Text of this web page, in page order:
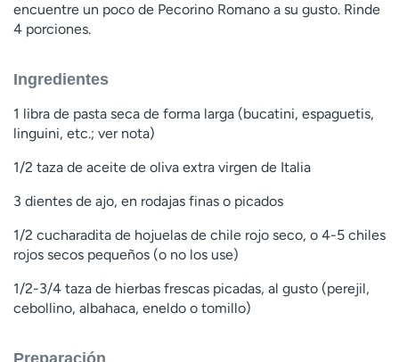
encuentre un poco de Pecorino Romano a su gusto. Rinde
4 porciones.
Ingredientes
1 libra de pasta seca de forma larga (bucatini, espaguetis,
linguini, etc.; ver nota)
1/2 taza de aceite de oliva extra virgen de Italia
3 dientes de ajo, en rodajas finas o picados
1/2 cucharadita de hojuelas de chile rojo seco, o 4-5 chiles
rojos secos pequeños (o no los use)
1/2-3/4 taza de hierbas frescas picadas, al gusto (perejil,
cebollino, albahaca, eneldo o tomillo)